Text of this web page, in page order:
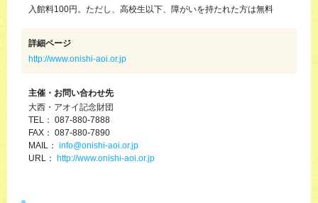
入館料100円。ただし、高校生以下、障がいを持たれた方は無料
詳細ページ
http://www.onishi-aoi.or.jp
主催・お問い合わせ先
大西・アオイ記念財団
TEL： 087-880-7888
FAX： 087-880-7890
MAIL： info@onishi-aoi.or.jp
URL： http://www.onishi-aoi.or.jp